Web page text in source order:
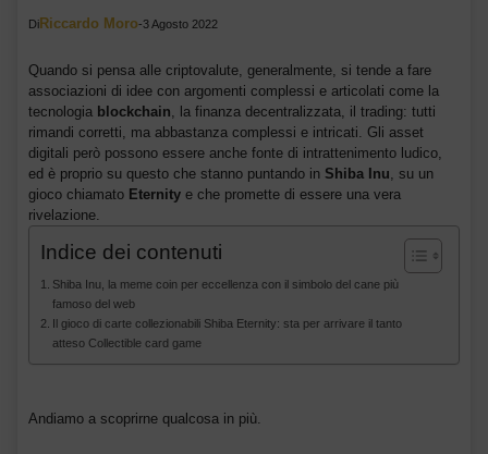
Di Riccardo Moro-3 Agosto 2022
Quando si pensa alle criptovalute, generalmente, si tende a fare
associazioni di idee con argomenti complessi e articolati come la
tecnologia blockchain, la finanza decentralizzata, il trading: tutti
rimandi corretti, ma abbastanza complessi e intricati. Gli asset
digitali però possono essere anche fonte di intrattenimento ludico,
ed è proprio su questo che stanno puntando in Shiba Inu, su un
gioco chiamato Eternity e che promette di essere una vera
rivelazione.
Indice dei contenuti
Shiba Inu, la meme coin per eccellenza con il simbolo del cane più
famoso del web
Il gioco di carte collezionabili Shiba Eternity: sta per arrivare il tanto
atteso Collectible card game
Andiamo a scoprirne qualcosa in più.